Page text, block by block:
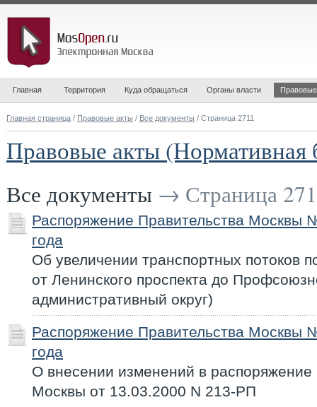
Главная Территория Куда обращаться Органы власти
Главная страница / Правовые акты / Все документы / Страница 2711
Правовые акты (Нормативная
Все документы → Страница
Распоряжение Правительства
года
Об увеличении транспортных потоков
от Ленинского проспекта до
административный округ)
Распоряжение Правительства
года
О внесении изменений в
Москвы от 13.03.2000 N 213-РП